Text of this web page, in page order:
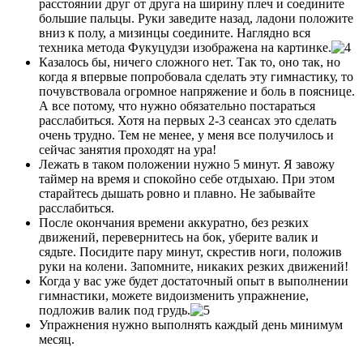
расстоянии друг от друга на ширину плеч и соедините
большие пальцы. Руки заведите назад, ладони положите
вниз к полу, а мизинцы соедините. Наглядно вся
техника метода Фукуцудзи изображена на картинке.
Казалось бы, ничего сложного нет. Так то, оно так, но
когда я впервые попробовала сделать эту гимнастику, то
почувствовала огромное напряжение и боль в пояснице.
А все потому, что нужно обязательно постараться
расслабиться. Хотя на первых 2-3 сеансах это сделать
очень трудно. Тем не менее, у меня все получилось и
сейчас занятия проходят на ура!
Лежать в таком положении нужно 5 минут. Я завожу
таймер на время и спокойно себе отдыхаю. При этом
старайтесь дышать ровно и плавно. Не забывайте
расслабиться.
После окончания времени аккуратно, без резких
движений, перевернитесь на бок, уберите валик и
сядьте. Посидите пару минут, скрестив ноги, положив
руки на колени. Запомните, никаких резких движений!
Когда у вас уже будет достаточный опыт в выполнении
гимнастики, можете видоизменить упражнение,
подложив валик под грудь.
Упражнения нужно выполнять каждый день минимум
месяц.